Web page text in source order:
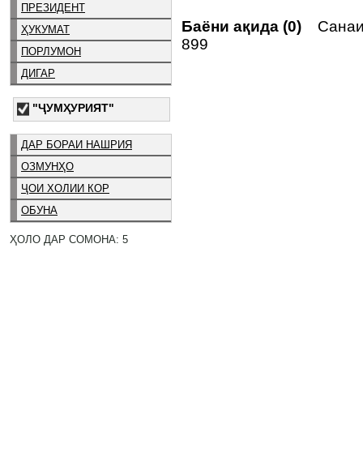
ПРЕЗИДЕНТ
ҲУКУМАТ
ПОРЛУМОН
ДИГАР
"ҶУМҲУРИЯТ"
ДАР БОРАИ НАШРИЯ
ОЗМУНҲО
ҶОИ ХОЛИИ КОР
ОБУНА
ҲОЛО ДАР СОМОНА: 5
Баёни ақида (0)
899